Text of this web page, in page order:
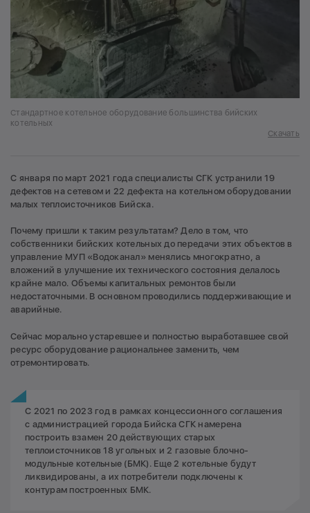
Стандартное котельное оборудование большинства бийских
котельных
Скачать
С января по март 2021 года специалисты СГК устранили 19
дефектов на сетевом и 22 дефекта на котельном оборудовании
малых теплоисточников Бийска.
Почему пришли к таким результатам? Дело в том, что
собственники бийских котельных до передачи этих объектов в
управление МУП «Водоканал» менялись многократно, а
вложений в улучшение их технического состояния делалось
крайне мало. Объемы капитальных ремонтов были
недостаточными. В основном проводились поддерживающие и
аварийные.
Сейчас морально устаревшее и полностью выработавшее свой
ресурс оборудование рациональнее заменить, чем
отремонтировать.
С 2021 по 2023 год в рамках концессионного соглашения
с администрацией города Бийска СГК намерена
построить взамен 20 действующих старых
теплоисточников 18 угольных и 2 газовые блочно-
модульные котельные (БМК). Еще 2 котельные будут
ликвидированы, а их потребители подключены к
контурам построенных БМК.